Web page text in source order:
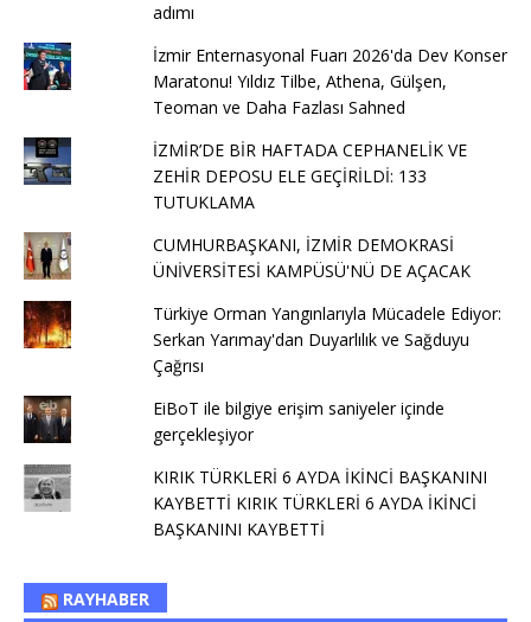
adımı
İzmir Enternasyonal Fuarı 2026'da Dev Konser
Maratonu! Yıldız Tilbe, Athena, Gülşen,
Teoman ve Daha Fazlası Sahned
İZMİR’DE BİR HAFTADA CEPHANELİK VE
ZEHİR DEPOSU ELE GEÇİRİLDİ: 133
TUTUKLAMA
CUMHURBAŞKANI, İZMİR DEMOKRASİ
ÜNİVERSİTESİ KAMPÜSÜ'NÜ DE AÇACAK
Türkiye Orman Yangınlarıyla Mücadele Ediyor:
Serkan Yarımay'dan Duyarlılık ve Sağduyu
Çağrısı
EiBoT ile bilgiye erişim saniyeler içinde
gerçekleşiyor
KIRIK TÜRKLERİ 6 AYDA İKİNCİ BAŞKANINI
KAYBETTİ KIRIK TÜRKLERİ 6 AYDA İKİNCİ
BAŞKANINI KAYBETTİ
RAYHABER